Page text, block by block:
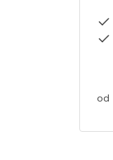
od